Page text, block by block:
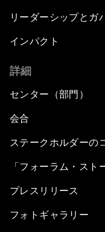
リーダーシップとガ
インパクト
詳細
センター（部門）
会合
ステークホルダーの
「フォーラム・スト
プレスリリース
フォトギャラリー